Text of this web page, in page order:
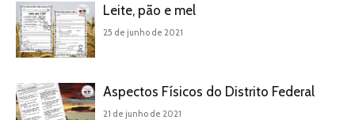
Leite, pão e mel
25 de junho de 2021
Aspectos Físicos do Distrito Federal
21 de junho de 2021